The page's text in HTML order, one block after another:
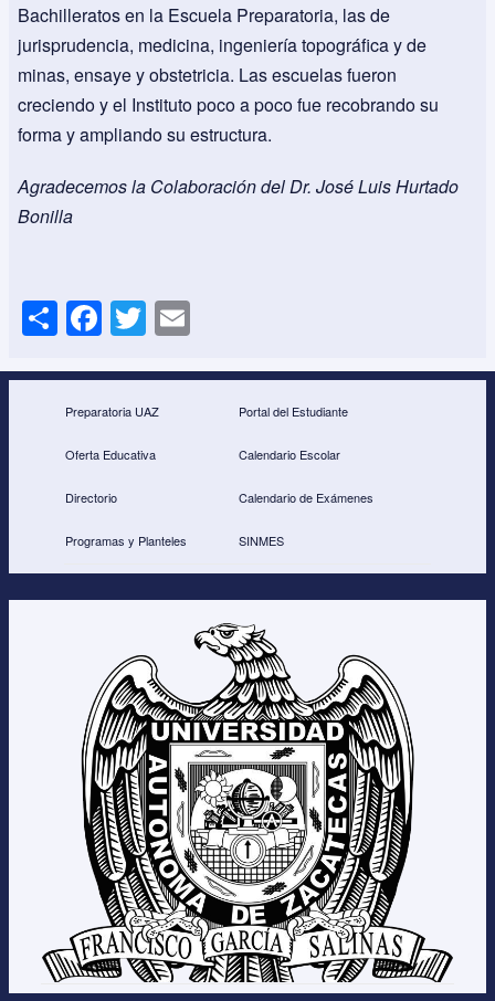
Bachilleratos en la Escuela Preparatoria, las de
jurisprudencia, medicina, ingeniería topográfica y de
minas, ensaye y obstetricia. Las escuelas fueron
creciendo y el Instituto poco a poco fue recobrando su
forma y ampliando su estructura.
Agradecemos la Colaboración del Dr. José Luis Hurtado
Bonilla
S
h
ar
e
F
a
c
e
b
o
k
T
wi
tt
er
ail
Preparatoria UAZ
Oferta Educativa
Directorio
Programas y Planteles
Portal del Estudiante
Calendario Escolar
Calendario de Exámenes
SINMES